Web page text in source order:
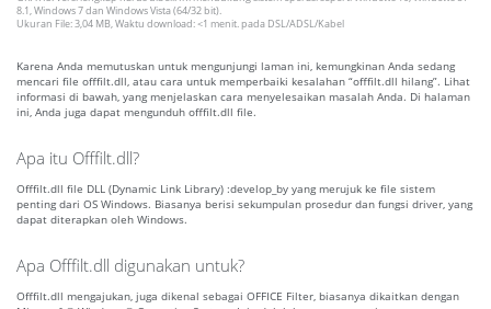
8.1, Windows 7 dan Windows Vista (64/32 bit).
Ukuran File: 3,04 MB, Waktu download: <1 menit. pada DSL/ADSL/Kabel
Karena Anda memutuskan untuk mengunjungi laman ini, kemungkinan Anda sedang
mencari file offfilt.dll, atau cara untuk memperbaiki kesalahan “offfilt.dll hilang”. Lihat
informasi di bawah, yang menjelaskan cara menyelesaikan masalah Anda. Di halaman
ini, Anda juga dapat mengunduh offfilt.dll file.
Apa itu Offfilt.dll?
Offfilt.dll file DLL (Dynamic Link Library) :develop_by yang merujuk ke file sistem
penting dari OS Windows. Biasanya berisi sekumpulan prosedur dan fungsi driver, yang
dapat diterapkan oleh Windows.
Apa Offfilt.dll digunakan untuk?
Offfilt.dll mengajukan, juga dikenal sebagai OFFICE Filter, biasanya dikaitkan dengan